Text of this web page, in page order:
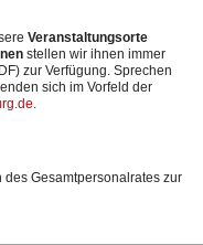
Veranstaltungsorte
stellen wir ihnen immer
zur Verfügung. Sprechen
sich im Vorfeld der
.
Gesamtpersonalrates zur